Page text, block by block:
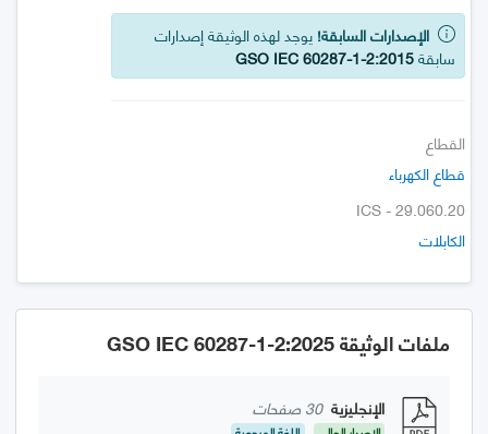
الإصدارات السابقة! يوجد لهذه الوثيقة إصدارات
سابقةGSO IEC 60287-1-2:2015
القطاع
قطاع الكهرباء
ICS - 29.060.20
الكابلات
ملفات الوثيقة GSO IEC 60287-1-2:2025
الإنجليزية 30 صفحات